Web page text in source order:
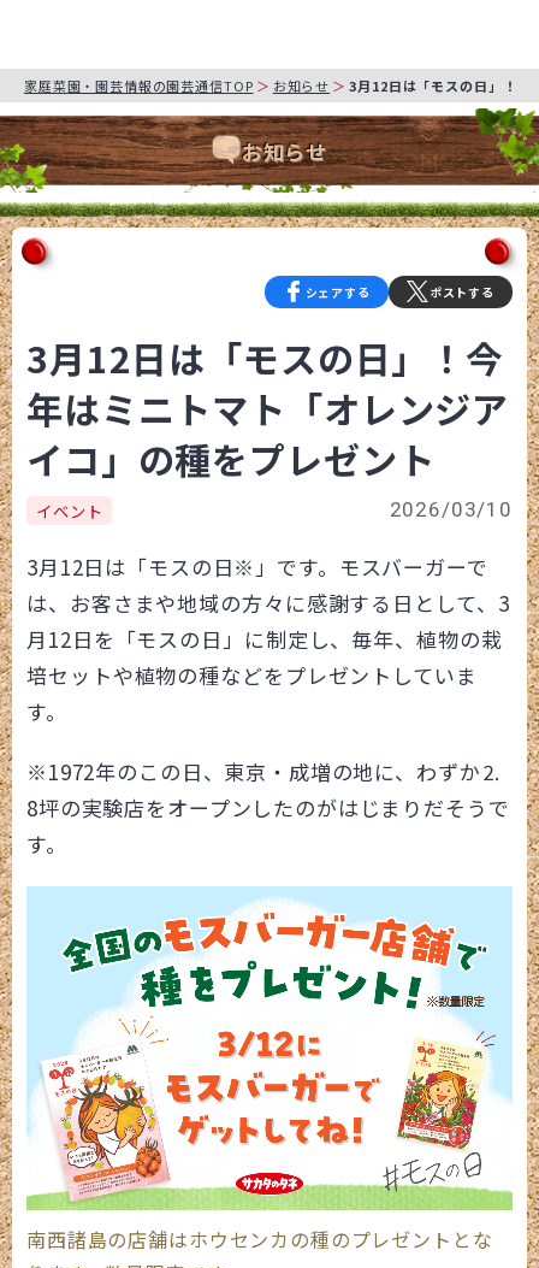
家庭菜園・園芸情報の園芸通信TOP お知らせ 3月12日は「モスの日」！今
お知らせ
シェアする ポストする
3月12日は「モスの日」！今
年はミニトマト「オレンジア
イコ」の種をプレゼント
イベント 2026/03/10
3月12日は「モスの日※」です。 モスバーガーで
は、お客さまや地域の方々に感謝する日として、3
月12日を「モスの日」に制定し、毎年、植物の栽
培セットや植物の種などをプレゼントしていま
す。
※1972年のこの日、東京・成増の地に、わずか⒉
8坪の実験店をオープンしたのがはじまりだそうで
す。
南西諸島の店舗はホウセンカの種のプレゼントとな